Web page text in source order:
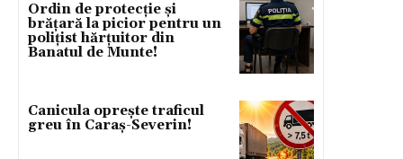
Ordin de protecție și
brățară la picior pentru un
polițist hărțuitor din
Banatul de Munte!
Canicula oprește traficul
greu în Caraș-Severin!